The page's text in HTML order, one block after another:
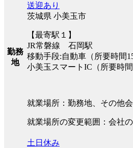
勤務
地
送迎あり
茨城県 小美玉市
【最寄駅１】
JR常磐線 石岡駅
移動手段:自動車（所要時間
小美玉スマートIC（所要時間
就業場所：勤務地、その他
就業場所の変更範囲：会社
土日休み